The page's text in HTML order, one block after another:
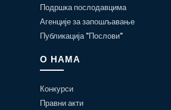
Подршка послодавцима
Агенције за запошљавање
Публикација "Послови"
О НАМА
Конкурси
Правни акти